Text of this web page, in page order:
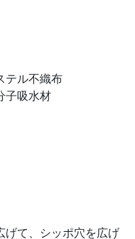
テル不織布
子吸水材
げて、シッポ穴を広げ